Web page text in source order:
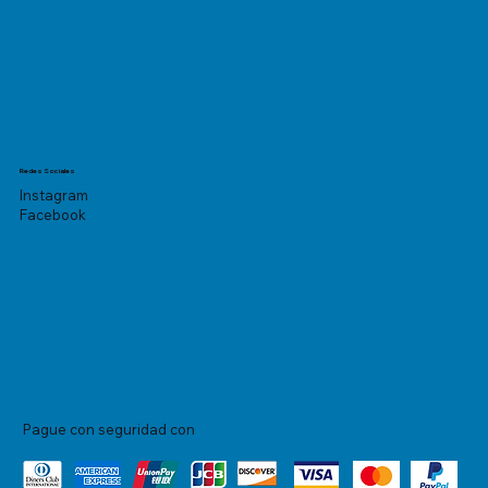
Redes Sociales
Instagram
Facebook
Pague con seguridad con